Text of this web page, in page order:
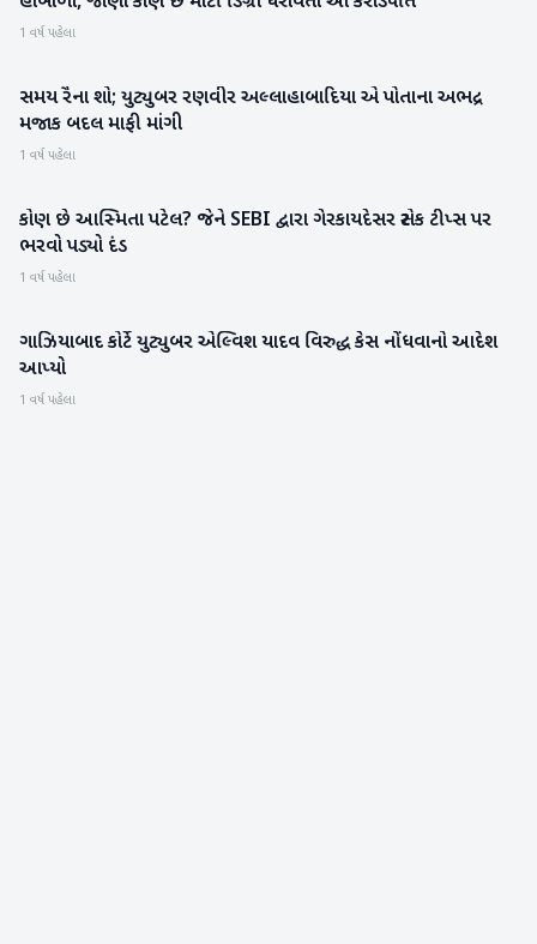
1 વર્ષ પહેલા
મનોરંજન
સમય રૈના શો; યુટ્યુબર રણવીર અલ્લાહાબાદિયા એ પોતાના અભદ્ર
મજાક બદલ માફી માંગી
1 વર્ષ પહેલા
રાષ્ટ્રીય
કોણ છે આસ્મિતા પટેલ? જેને SEBI દ્વારા ગેરકાયદેસર સ્ટોક ટીપ્સ પર
ભરવો પડ્યો દંડ
1 વર્ષ પહેલા
રાષ્ટ્રીય
ગાઝિયાબાદ કોર્ટે યુટ્યુબર એલ્વિશ યાદવ વિરુદ્ધ કેસ નોંધવાનો આદેશ
આપ્યો
1 વર્ષ પહેલા